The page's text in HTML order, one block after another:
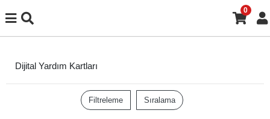
0
Dijital Yardım Kartları
Filtreleme Sıralama